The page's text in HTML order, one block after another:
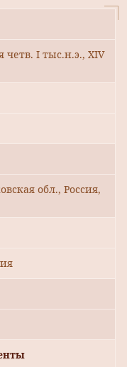
I тыс.н.э., XIV
обл., Россия,